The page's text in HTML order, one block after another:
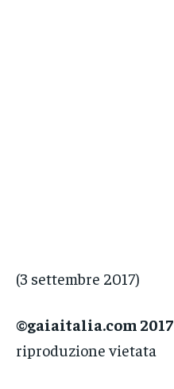
(3 settembre 2017)
©gaiaitalia.com 2017
riproduzione vietata